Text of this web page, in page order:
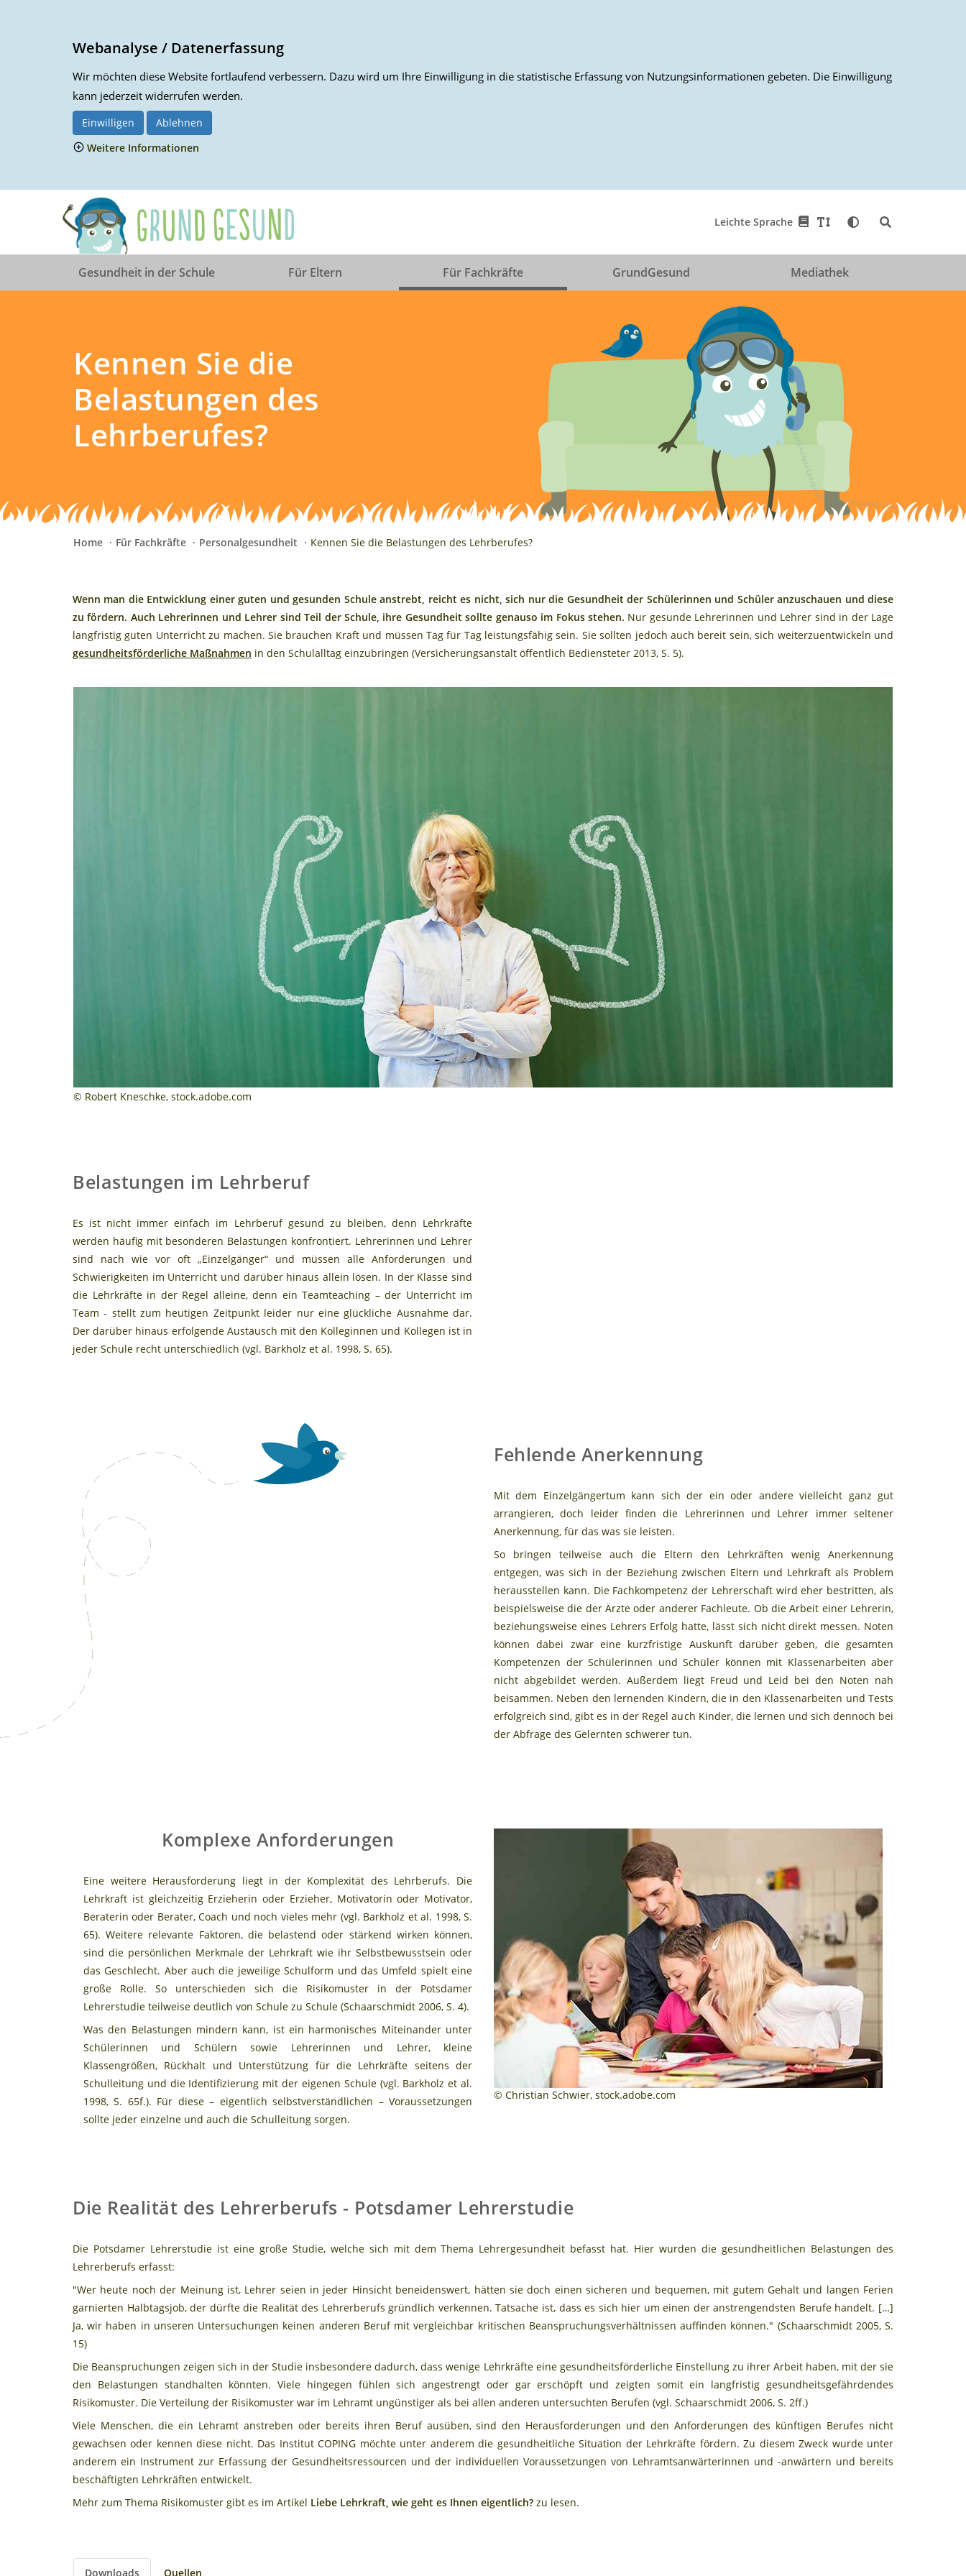
Webanalyse / Datenerfassung
Wir möchten diese Website fortlaufend verbessern. Dazu wird um Ihre Einwilligung in die statistische Erfassung von Nutzungsinformationen gebeten. Die Einwilligung
kann jederzeit widerrufen werden.
Einwilligen
Ablehnen
Weitere Informationen
Leichte Sprache
Gesundheit in der Schule Für Eltern Für Fachkräfte GrundGesund Mediathek
Kennen Sie die
Belastungen des
Lehrberufes?
Home Für Fachkräfte Personalgesundheit Kennen Sie die Belastungen des Lehrberufes?
Wenn man die Entwicklung einer guten und gesunden Schule anstrebt, reicht es nicht, sich nur die Gesundheit der Schülerinnen und Schüler anzuschauen und diese
zu fördern. Auch Lehrerinnen und Lehrer sind Teil der Schule, ihre Gesundheit sollte genauso im Fokus stehen. Nur gesunde Lehrerinnen und Lehrer sind in der Lage
langfristig guten Unterricht zu machen. Sie brauchen Kraft und müssen Tag für Tag leistungsfähig sein. Sie sollten jedoch auch bereit sein, sich weiterzuentwickeln und
gesundheitsförderliche Maßnahmen in den Schulalltag einzubringen (Versicherungsanstalt öffentlich Bediensteter 2013, S. 5).
© Robert Kneschke, stock.adobe.com
Belastungen im Lehrberuf
Es ist nicht immer einfach im Lehrberuf gesund zu bleiben, denn Lehrkräfte
werden häufig mit besonderen Belastungen konfrontiert. Lehrerinnen und Lehrer
sind nach wie vor oft „Einzelgänger“ und müssen alle Anforderungen und
Schwierigkeiten im Unterricht und darüber hinaus allein lösen. In der Klasse sind
die Lehrkräfte in der Regel alleine, denn ein Teamteaching – der Unterricht im
Team - stellt zum heutigen Zeitpunkt leider nur eine glückliche Ausnahme dar.
Der darüber hinaus erfolgende Austausch mit den Kolleginnen und Kollegen ist in
jeder Schule recht unterschiedlich (vgl. Barkholz et al. 1998, S. 65).
Fehlende Anerkennung
Mit dem Einzelgängertum kann sich der ein oder andere vielleicht ganz gut
arrangieren, doch leider finden die Lehrerinnen und Lehrer immer seltener
Anerkennung, für das was sie leisten.
So bringen teilweise auch die Eltern den Lehrkräften wenig Anerkennung
entgegen, was sich in der Beziehung zwischen Eltern und Lehrkraft als Problem
herausstellen kann. Die Fachkompetenz der Lehrerschaft wird eher bestritten, als
beispielsweise die der Ärzte oder anderer Fachleute. Ob die Arbeit einer Lehrerin,
beziehungsweise eines Lehrers Erfolg hatte, lässt sich nicht direkt messen. Noten
können dabei zwar eine kurzfristige Auskunft darüber geben, die gesamten
Kompetenzen der Schülerinnen und Schüler können mit Klassenarbeiten aber
nicht abgebildet werden. Außerdem liegt Freud und Leid bei den Noten nah
beisammen. Neben den lernenden Kindern, die in den Klassenarbeiten und Tests
erfolgreich sind, gibt es in der Regel auch Kinder, die lernen und sich dennoch bei
der Abfrage des Gelernten schwerer tun.
© Christian Schwier, stock.adobe.com
Komplexe Anforderungen
Eine weitere Herausforderung liegt in der Komplexität des Lehrberufs. Die
Lehrkraft ist gleichzeitig Erzieherin oder Erzieher, Motivatorin oder Motivator,
Beraterin oder Berater, Coach und noch vieles mehr (vgl. Barkholz et al. 1998, S.
65). Weitere relevante Faktoren, die belastend oder stärkend wirken können,
sind die persönlichen Merkmale der Lehrkraft wie ihr Selbstbewusstsein oder
das Geschlecht. Aber auch die jeweilige Schulform und das Umfeld spielt eine
große Rolle. So unterschieden sich die Risikomuster in der Potsdamer
Lehrerstudie teilweise deutlich von Schule zu Schule (Schaarschmidt 2006, S. 4).
Was den Belastungen mindern kann, ist ein harmonisches Miteinander unter
Schülerinnen und Schülern sowie Lehrerinnen und Lehrer, kleine
Klassengrößen, Rückhalt und Unterstützung für die Lehrkräfte seitens der
Schulleitung und die Identifizierung mit der eigenen Schule (vgl. Barkholz et al.
1998, S. 65f.). Für diese – eigentlich selbstverständlichen – Voraussetzungen
sollte jeder einzelne und auch die Schulleitung sorgen.
Die Realität des Lehrerberufs - Potsdamer Lehrerstudie
Die Potsdamer Lehrerstudie ist eine große Studie, welche sich mit dem Thema Lehrergesundheit befasst hat. Hier wurden die gesundheitlichen Belastungen des
Lehrerberufs erfasst:
"Wer heute noch der Meinung ist, Lehrer seien in jeder Hinsicht beneidenswert, hätten sie doch einen sicheren und bequemen, mit gutem Gehalt und langen Ferien
garnierten Halbtagsjob, der dürfte die Realität des Lehrerberufs gründlich verkennen. Tatsache ist, dass es sich hier um einen der anstrengendsten Berufe handelt. […]
Ja, wir haben in unseren Untersuchungen keinen anderen Beruf mit vergleichbar kritischen Beanspruchungsverhältnissen auffinden können." (Schaarschmidt 2005, S.
15)
Die Beanspruchungen zeigen sich in der Studie insbesondere dadurch, dass wenige Lehrkräfte eine gesundheitsförderliche Einstellung zu ihrer Arbeit haben, mit der sie
den Belastungen standhalten könnten. Viele hingegen fühlen sich angestrengt oder gar erschöpft und zeigten somit ein langfristig gesundheitsgefährdendes
Risikomuster. Die Verteilung der Risikomuster war im Lehramt ungünstiger als bei allen anderen untersuchten Berufen (vgl. Schaarschmidt 2006, S. 2ff.)
Viele Menschen, die ein Lehramt anstreben oder bereits ihren Beruf ausüben, sind den Herausforderungen und den Anforderungen des künftigen Berufes nicht
gewachsen oder kennen diese nicht. Das Institut COPING möchte unter anderem die gesundheitliche Situation der Lehrkräfte fördern. Zu diesem Zweck wurde unter
anderem ein Instrument zur Erfassung der Gesundheitsressourcen und der individuellen Voraussetzungen von Lehramtsanwärterinnen und -anwärtern und bereits
beschäftigten Lehrkräften entwickelt.
Mehr zum Thema Risikomuster gibt es im Artikel Liebe Lehrkraft, wie geht es Ihnen eigentlich? zu lesen.
Downloads Quellen